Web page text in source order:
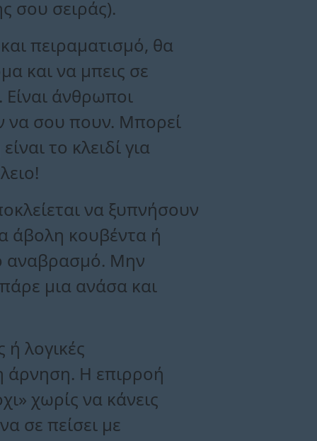
σου σειράς).
πειραματισμό, θα
και να μπεις σε
άνθρωποι
να σου πουν. Μπορεί
το κλειδί για
να ξυπνήσουν
άβολη κουβέντα ή
αναβρασμό. Μην
μια ανάσα και
λογικές
άρνηση. Η επιρροή
χωρίς να κάνεις
σε πείσει με